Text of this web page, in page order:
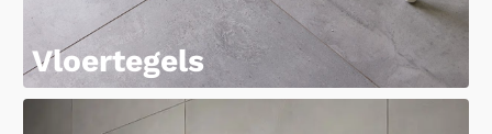
Vloertegels